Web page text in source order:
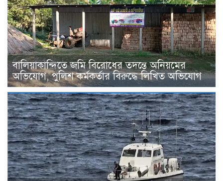
বালিয়াকান্দিতে জমি বিরোধের তদন্তে অনিয়মের
অভিযোগ, পুলিশ কর্মকর্তার বিরুদ্ধে লিখিত অভিযোগ